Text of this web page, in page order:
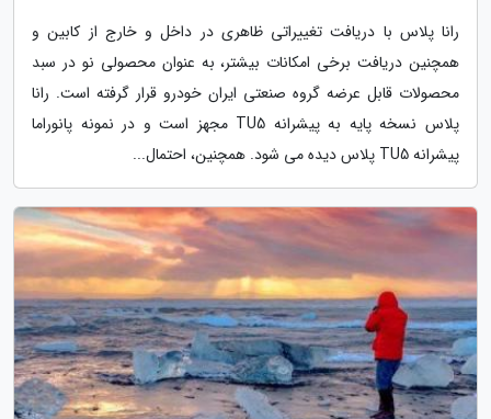
رانا پلاس با دریافت تغییراتی ظاهری در داخل و خارج از کابین و
همچنین دریافت برخی امکانات بیشتر، به عنوان محصولی نو در سبد
محصولات قابل عرضه گروه صنعتی ایران خودرو قرار گرفته است. رانا
پلاس نسخه پایه به پیشرانه TU5 مجهز است و در نمونه پانوراما
پیشرانه TU5 پلاس دیده می شود. همچنین، احتمال...